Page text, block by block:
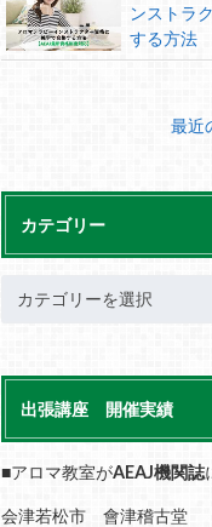
ンストラ
する方法
最近
カテゴリー
出張講座 開催実績
■アロマ教室がAEAJ機関誌
会津若松市 會津稽古堂